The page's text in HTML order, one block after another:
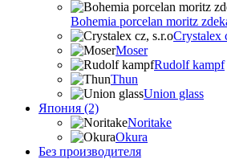
Bohemia porcelan moritz
Crystalex
Moser
Rudolf kampf
Thun
Union glass
Япония (2)
Noritake
Okura
Без производителя